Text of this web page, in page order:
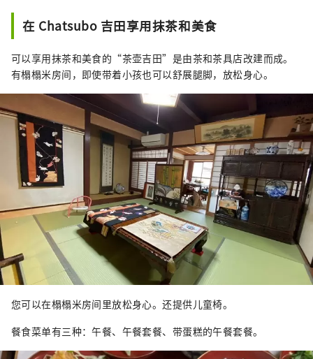
在 Chatsubo 吉田享用抹茶和美食
可以享用抹茶和美食的“茶壶吉田”是由茶和茶具店改建而成。
有榻榻米房间，即使带着小孩也可以舒展腿脚，放松身心。
您可以在榻榻米房间里放松身心。还提供儿童椅。
餐食菜单有三种：午餐、午餐套餐、带蛋糕的午餐套餐。